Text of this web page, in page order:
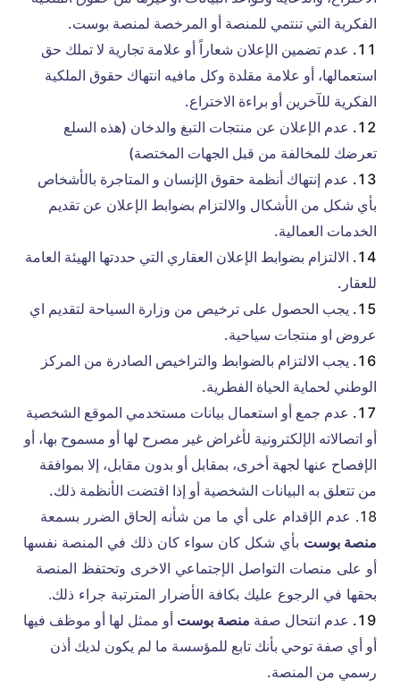
الفكرية التي تنتمي للمنصة أو المرخصة لمنصة بوست.
عدم تضمين الإعلان شعاراً أو علامة تجارية لا تملك حق
استعمالها، أو علامة مقلدة وكل مافيه انتهاك حقوق الملكية
الفكرية للآخرين أو براءة الاختراع.
عدم الإعلان عن منتجات التبغ والدخان (هذه السلع
تعرضك للمخالفة من قبل الجهات المختصة)
عدم إنتهاك أنظمة حقوق الإنسان و المتاجرة بالأشخاص
بأي شكل من الأشكال والالتزام بضوابط الإعلان عن تقديم
الخدمات العمالية.
الالتزام بضوابط الإعلان العقاري التي حددتها الهيئة العامة
للعقار.
يجب الحصول على ترخيص من وزارة السياحة لتقديم اي
عروض او منتجات سياحية.
يجب الالتزام بالضوابط والتراخيص الصادرة من المركز
الوطني لحماية الحياة الفطرية.
عدم جمع أو استعمال بيانات مستخدمي الموقع الشخصية
أو اتصالاته الإلكترونية لأغراض غير مصرح لها أو مسموح بها، أو
الإفصاح عنها لجهة أخرى، بمقابل أو بدون مقابل، إلا بموافقة
من تتعلق به البيانات الشخصية أو إذا اقتضت الأنظمة ذلك.
عدم الإقدام على أي ما من شأنه إلحاق الضرر بسمعة
منصة بوست بأي شكل كان سواء كان ذلك في المنصة نفسها
أو على منصات التواصل الإجتماعي الاخرى وتحتفظ المنصة
بحقها في الرجوع عليك بكافة الأضرار المترتبة جراء ذلك.
عدم انتحال صفة منصة بوست أو ممثل لها أو موظف فيها
أو أي صفة توحي بأنك تابع للمؤسسة ما لم يكون لديك أذن
رسمي من المنصة.